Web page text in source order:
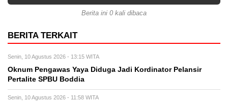
Berita ini 0 kali dibaca
BERITA TERKAIT
Senin, 10 Agustus 2026 - 13:15 WITA
Oknum Pengawas Yaya Diduga Jadi Kordinator Pelansir
Pertalite SPBU Boddia
Senin, 10 Agustus 2026 - 11:58 WITA